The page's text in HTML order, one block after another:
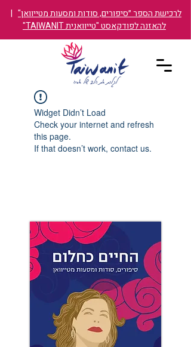
לרכישת הספר ״סיפורים, סודות ומסעות מטייוואן" |
להאזנה לפודקאסט "טייוואנית TAIWANIT"
Widget Didn’t Load
Check your internet and refresh
this page.
If that doesn’t work, contact us.